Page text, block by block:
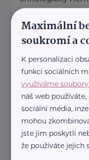
https://
+420 739 001
Amfion
Českolipská 3444
Akreditace MPSV,
Registrované
kraj:
Maximální
soukromí a
K personalizaci
funkcí sociálních
využíváme
náš web
sociální média,
mohou
jste jim poskytli
že používáte jejich